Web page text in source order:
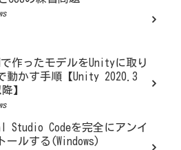
作ったモデルをUnityに取り
動かす手順【Unity 2020.3
降】
Studio Codeを完全にアンイ
ールする(Windows)